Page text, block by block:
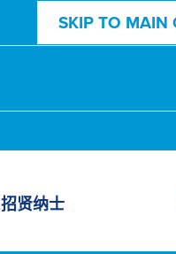
SKIP TO MAIN
招贤纳士